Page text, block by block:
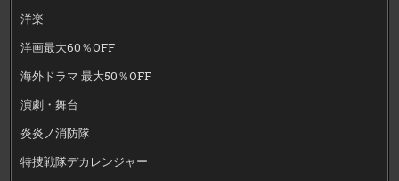
洋楽
洋画最大60％OFF
海外ドラマ 最大50％OFF
演劇・舞台
炎炎ノ消防隊
特捜戦隊デカレンジャー